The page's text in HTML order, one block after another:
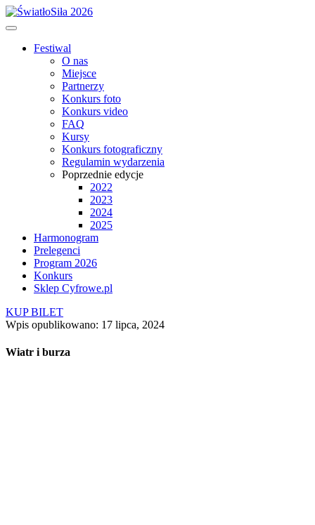
Festiwal
O nas
Miejsce
Partnerzy
Konkurs foto
Konkurs video
FAQ
Kursy
Konkurs fotograficzny
Regulamin wydarzenia
Poprzednie edycje
2022
2023
2024
2025
Harmonogram
Prelegenci
Program 2026
Konkurs
Sklep Cyfrowe.pl
KUP BILET
Wpis opublikowano: 17 lipca, 2024
Wiatr i burza